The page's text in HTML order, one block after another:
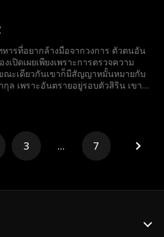
กครั้ง
ารที่อยากล้างมือจากวงการ ตัวตนอัน
เปิดเผยเพียงเพราะการตรวจความ
ณะเดียวกันเขาก็มีสัญญาหมั้นหมายกับ
กุล เพราะอันตรายอยู่รอบตัวสิริน เขาจึง
3 ... 7